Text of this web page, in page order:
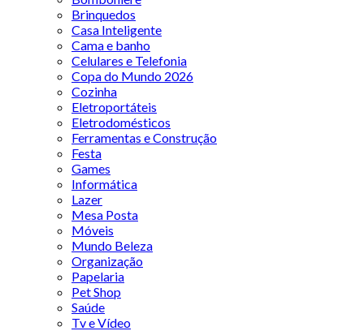
Brinquedos
Casa Inteligente
Cama e banho
Celulares e Telefonia
Copa do Mundo 2026
Cozinha
Eletroportáteis
Eletrodomésticos
Ferramentas e Construção
Festa
Games
Informática
Lazer
Mesa Posta
Móveis
Mundo Beleza
Organização
Papelaria
Pet Shop
Saúde
Tv e Vídeo